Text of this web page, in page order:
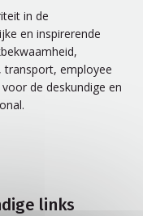
in de
en inspirerende
transport, employee
de deskundige en
links